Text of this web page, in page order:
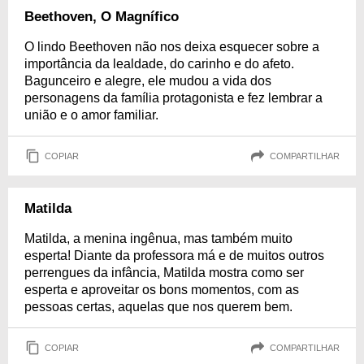
Beethoven, O Magnífico
O lindo Beethoven não nos deixa esquecer sobre a
importância da lealdade, do carinho e do afeto.
Bagunceiro e alegre, ele mudou a vida dos
personagens da família protagonista e fez lembrar a
união e o amor familiar.
COPIAR COMPARTILHAR
Matilda
Matilda, a menina ingênua, mas também muito
esperta! Diante da professora má e de muitos outros
perrengues da infância, Matilda mostra como ser
esperta e aproveitar os bons momentos, com as
pessoas certas, aquelas que nos querem bem.
COPIAR COMPARTILHAR